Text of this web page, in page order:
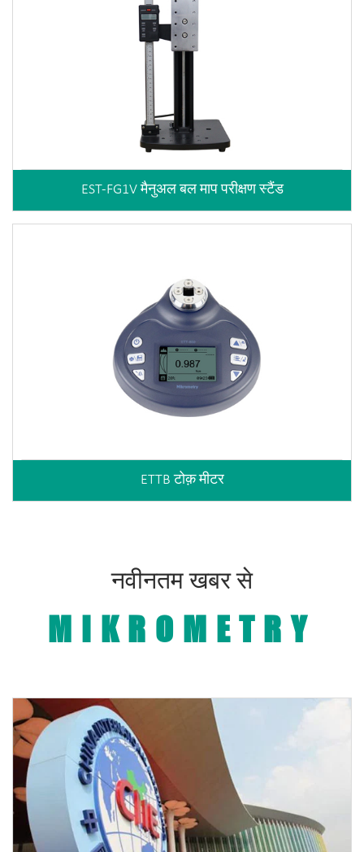
EST-FG1V मैनुअल बल माप परीक्षण स्टैंड
ETTB टोक़ मीटर
नवीनतम खबर से
MIKROMETRY